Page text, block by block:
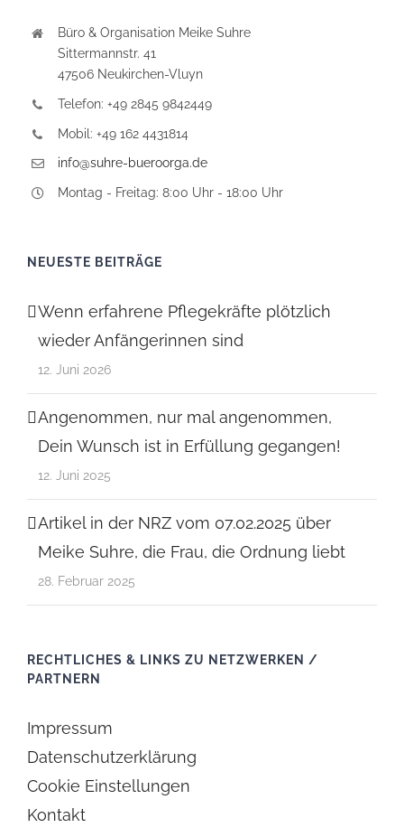
Büro & Organisation Meike Suhre
Sittermannstr. 41
47506 Neukirchen-Vluyn
Telefon: +49 2845 9842449
Mobil: +49 162 4431814
info@suhre-bueroorga.de
Montag - Freitag: 8:00 Uhr - 18:00 Uhr
NEUESTE BEITRÄGE
Wenn erfahrene Pflegekräfte plötzlich
wieder Anfängerinnen sind
12. Juni 2026
Angenommen, nur mal angenommen,
Dein Wunsch ist in Erfüllung gegangen!
12. Juni 2025
Artikel in der NRZ vom 07.02.2025 über
Meike Suhre, die Frau, die Ordnung liebt
28. Februar 2025
RECHTLICHES & LINKS ZU NETZWERKEN /
PARTNERN
Impressum
Datenschutzerklärung
Cookie Einstellungen
Kontakt